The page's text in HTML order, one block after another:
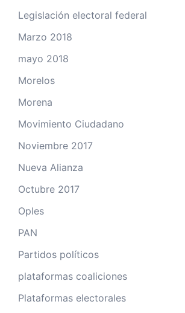
Legislación electoral federal
Marzo 2018
mayo 2018
Morelos
Morena
Movimiento Ciudadano
Noviembre 2017
Nueva Alianza
Octubre 2017
Oples
PAN
Partidos políticos
plataformas coaliciones
Plataformas electorales